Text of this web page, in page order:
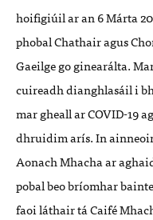
hoifigiúilar an 6 Márta
phobal Chathair agus
Gaeilge go ginearálta.
cuireadh dianghlasáil i
mar gheall ar COVID-19
dhruidim arís. In
Aonach Mhacha ar
pobal beo bríomhar
faoi láthair tá Caifé